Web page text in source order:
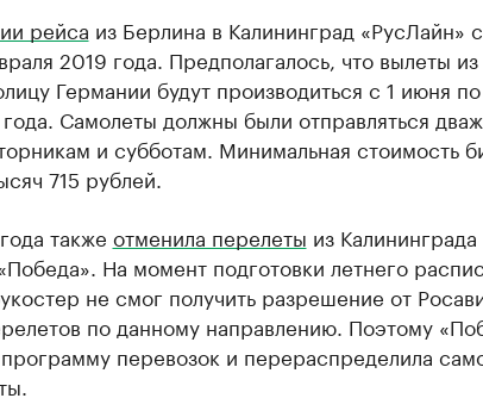
рейса из Берлина в Калининград «РусЛайн»
2019 года. Предполагалось, что вылеты из
Германии будут производиться с 1 июня по
Самолеты должны были отправляться
и субботам. Минимальная стоимость
715 рублей.
также отменила перелеты из
На момент подготовки летнего
не смог получить разрешение от
по данному направлению. Поэтому
перевозок и перераспределила